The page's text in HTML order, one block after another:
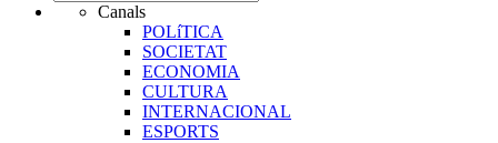
Canals
POLíTICA
SOCIETAT
ECONOMIA
CULTURA
INTERNACIONAL
ESPORTS